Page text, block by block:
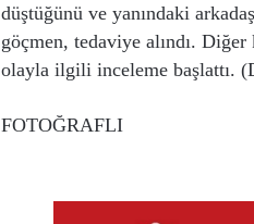
düştüğünü ve yanındaki
göçmen, tedaviye alındı. Diğer
olayla ilgili inceleme başlattı.
FOTOĞRAFLI